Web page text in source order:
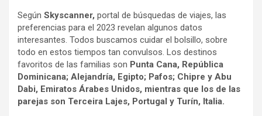
Según Skyscanner, portal de búsquedas de viajes, las
preferencias para el 2023 revelan algunos datos
interesantes. Todos buscamos cuidar el bolsillo, sobre
todo en estos tiempos tan convulsos. Los destinos
favoritos de las familias son Punta Cana, República
Dominicana; Alejandría, Egipto; Pafos; Chipre y Abu
Dabi, Emiratos Árabes Unidos, mientras que los de las
parejas son Terceira Lajes, Portugal y Turín, Italia.